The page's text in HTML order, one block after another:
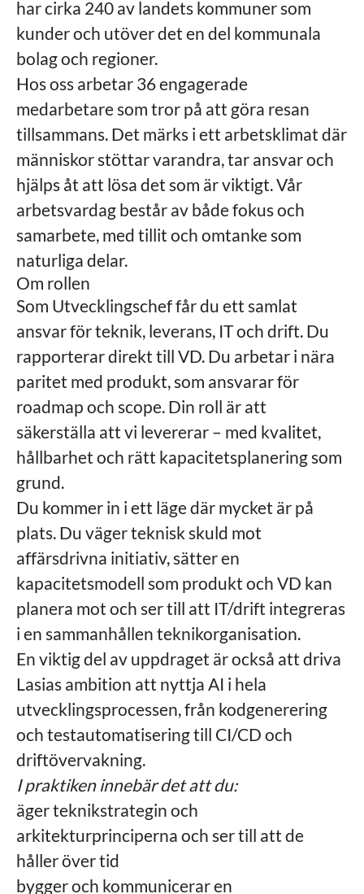
har cirka 240 av landets kommuner som
kunder och utöver det en del kommunala
bolag och regioner.
Hos oss arbetar 36 engagerade
medarbetare som tror på att göra resan
tillsammans. Det märks i ett arbetsklimat där
människor stöttar varandra, tar ansvar och
hjälps åt att lösa det som är viktigt. Vår
arbetsvardag består av både fokus och
samarbete, med tillit och omtanke som
naturliga delar.
Om rollen
Som Utvecklingschef får du ett samlat
ansvar för teknik, leverans, IT och drift. Du
rapporterar direkt till VD. Du arbetar i nära
paritet med produkt, som ansvarar för
roadmap och scope. Din roll är att
säkerställa att vi levererar – med kvalitet,
hållbarhet och rätt kapacitetsplanering som
grund.
Du kommer in i ett läge där mycket är på
plats. Du väger teknisk skuld mot
affärsdrivna initiativ, sätter en
kapacitetsmodell som produkt och VD kan
planera mot och ser till att IT/drift integreras
i en sammanhållen teknikorganisation.
En viktig del av uppdraget är också att driva
Lasias ambition att nyttja AI i hela
utvecklingsprocessen, från kodgenerering
och testautomatisering till CI/CD och
driftövervakning.
I praktiken innebär det att du:
äger teknikstrategin och
arkitekturprinciperna och ser till att de
håller över tid
bygger och kommunicerar en